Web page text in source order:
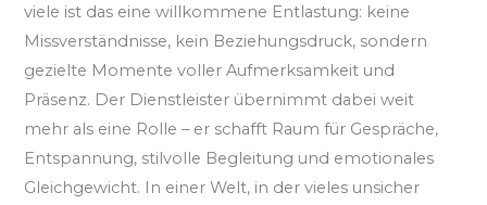
viele ist das eine willkommene Entlastung: keine
Missverständnisse, kein Beziehungsdruck, sondern
gezielte Momente voller Aufmerksamkeit und
Präsenz. Der Dienstleister übernimmt dabei weit
mehr als eine Rolle – er schafft Raum für Gespräche,
Entspannung, stilvolle Begleitung und emotionales
Gleichgewicht. In einer Welt, in der vieles unsicher